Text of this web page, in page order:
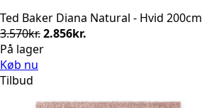
Ted Baker Diana Natural - Hvid 200cm
3.570kr.Den
oprindelige
2.856kr.
På lager
Køb nu
Tilbud